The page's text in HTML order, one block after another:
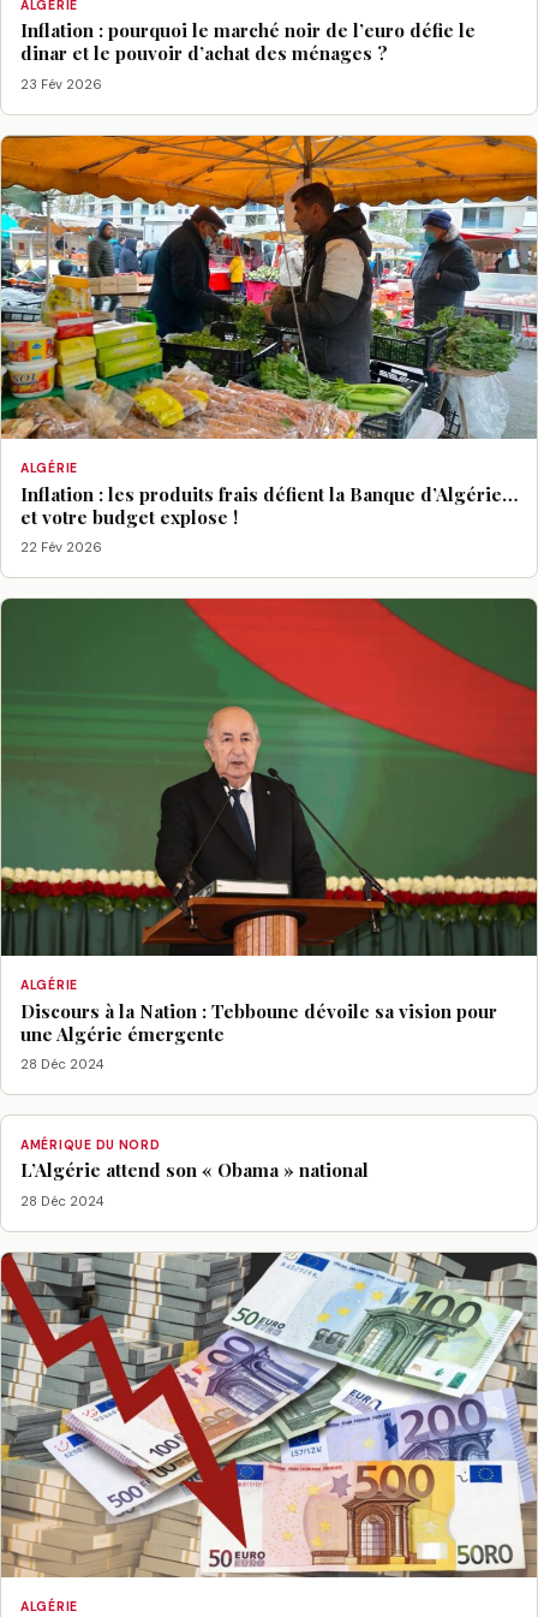
ALGÉRIE
Inflation : pourquoi le marché noir de l’euro défie le
dinar et le pouvoir d’achat des ménages ?
23 Fév 2026
ALGÉRIE
Inflation : les produits frais défient la Banque d’Algérie…
et votre budget explose !
22 Fév 2026
ALGÉRIE
Discours à la Nation : Tebboune dévoile sa vision pour
une Algérie émergente
28 Déc 2024
AMÉRIQUE DU NORD
L’Algérie attend son « Obama » national
28 Déc 2024
ALGÉRIE